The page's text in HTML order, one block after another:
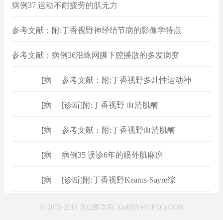
病例37 运动不耐疲劳的肌无力
参考文献：附:丁香视野神经结节病的影像学特点
参考文献：病例36沿蛛网膜下腔播散的多发病变
病例 参考文献：附:丁香视野多灶性运动神
病例 [诊断]附:丁香视野 血清肌酶
病例 参考文献：附:丁香视野血清肌酶
病例 病例35 误诊6年的眼外肌麻痹
病例 [诊断]附:丁香视野Kearns-Sayre综
© 2015-2019 天山医学院 XiaBBY#VIP.QQ.COM